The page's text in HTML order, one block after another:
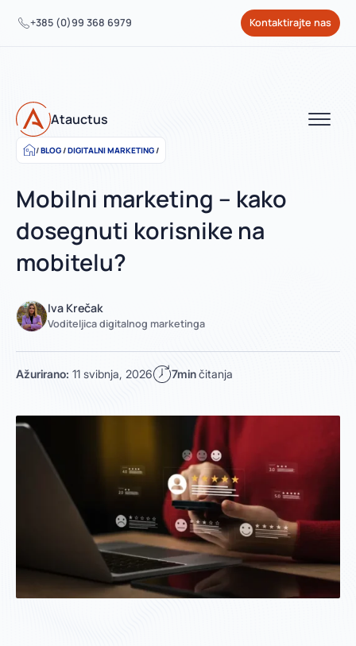
+385 (0)99 368 6979 Kontaktirajte nas
Atauctus
BLOG/DIGITALNI MARKETING/
Mobilni marketing – kako
dosegnuti korisnike na
mobitelu?
Iva Krečak
Voditeljica digitalnog marketinga
Ažurirano: 11 svibnja, 2026 7minčitanja